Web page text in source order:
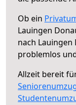
Ob ein
Lauingen
nach Lauingen
problemlos
Allzeit bereit